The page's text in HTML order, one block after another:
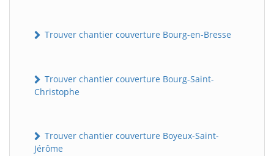
Trouver chantier couverture Bourg-en-Bresse
Trouver chantier couverture Bourg-Saint-
Christophe
Trouver chantier couverture Boyeux-Saint-
Jérôme